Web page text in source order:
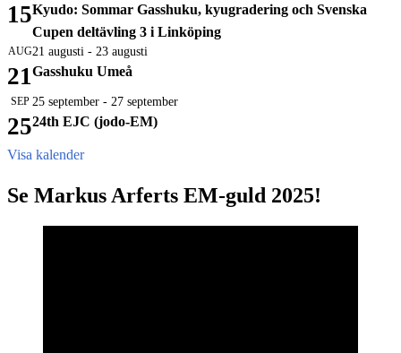
15Kyudo: Sommar Gasshuku, kyugradering och Svenska
Cupen deltävling 3 i Linköping
AUG
21
21 augusti - 23 augusti
Gasshuku Umeå
SEP
25
25 september - 27 september
24th EJC (jodo-EM)
Visa kalender
Se Markus Arferts EM-guld 2025!